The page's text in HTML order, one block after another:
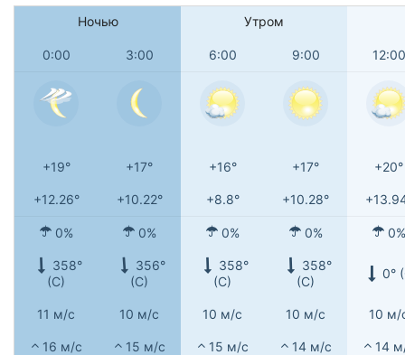
Ночью Утром
0:00 3:00 6:00 9:00 12:00
+19° +17° +16° +17° +20°
+12.26° +10.22° +8.8° +10.28°
0% 0% 0% 0% 0%
358°
(С)
356°
(С)
358°
(С)
358°
(С)
0°
11 м/с 10 м/с 10 м/с 10 м/с 10 м/
16 м/с 15 м/с 15 м/с 14 м/с 14